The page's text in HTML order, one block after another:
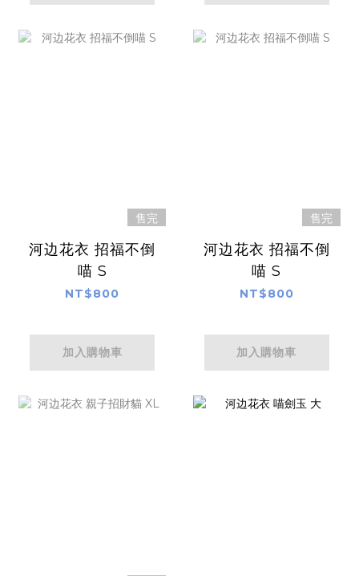
售完
河边花衣 招福不倒
喵 S
NT$800
加入購物車
售完
河边花衣 招福不倒
喵 S
NT$800
加入購物車